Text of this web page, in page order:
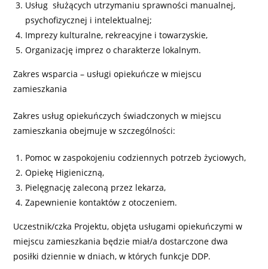
Usług służących utrzymaniu sprawności manualnej,
psychofizycznej i intelektualnej;
Imprezy kulturalne, rekreacyjne i towarzyskie,
Organizację imprez o charakterze lokalnym.
Zakres wsparcia – usługi opiekuńcze w miejscu
zamieszkania
Zakres usług opiekuńczych świadczonych w miejscu
zamieszkania obejmuje w szczególności:
Pomoc w zaspokojeniu codziennych potrzeb życiowych,
Opiekę Higieniczną,
Pielęgnację zaleconą przez lekarza,
Zapewnienie kontaktów z otoczeniem.
Uczestnik/czka Projektu, objęta usługami opiekuńczymi w
miejscu zamieszkania będzie miał/a dostarczone dwa
posiłki dziennie w dniach, w których funkcje DDP.